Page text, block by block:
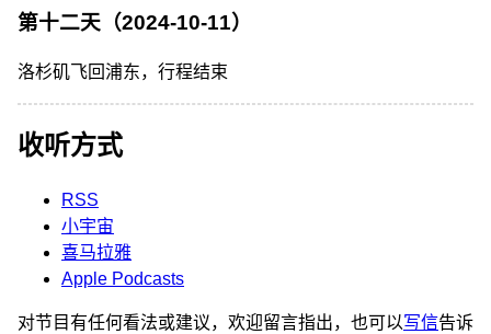
第十二天（2024-10-11）
洛杉矶飞回浦东，行程结束
收听方式
RSS
小宇宙
喜马拉雅
Apple Podcasts
对节目有任何看法或建议，欢迎留言指出，也可以写信告诉